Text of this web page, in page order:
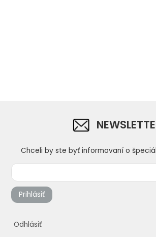
Chceli by ste byť informovaní o
Prihlásiť
Odhlásiť